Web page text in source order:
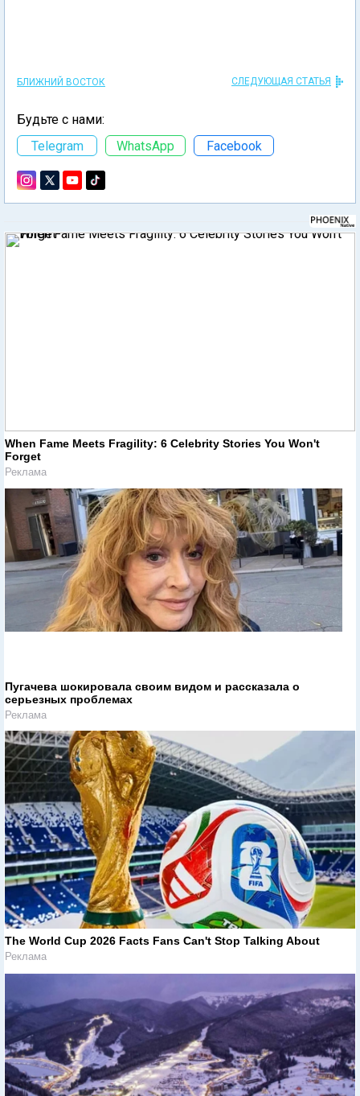
БЛИЖНИЙ ВОСТОК СЛЕДУЮЩАЯ СТАТЬЯ
Будьте с нами:
Telegram
WhatsApp Facebook
When Fame Meets Fragility: 6 Celebrity Stories You Won't
Forget
Реклама
Пугачева шокировала своим видом и рассказала о
серьезных проблемах
Реклама
The World Cup 2026 Facts Fans Can't Stop Talking About
Реклама